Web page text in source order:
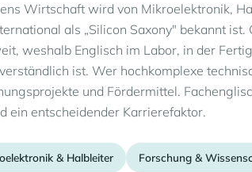
Wirtschaft wird von Mikroelektronik,
als „Silicon Saxony" bekannt
weshalb Englisch im Labor, in der
ist. Wer hochkomplexe
und Fördermittel.
ein entscheidender Karrierefaktor.
& Halbleiter Forschung &